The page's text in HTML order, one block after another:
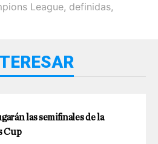
League, definidas,
las semifinales de la
Cup